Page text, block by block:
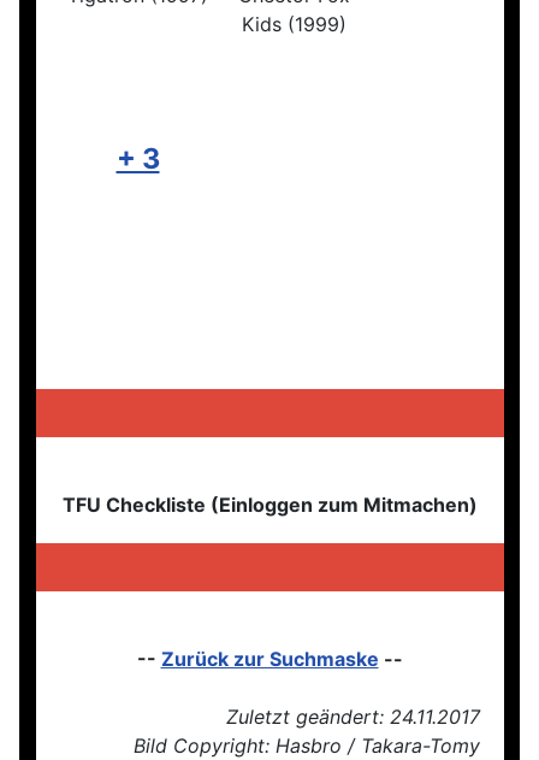
Kids (1999)
+ 3
TFU Checkliste (Einloggen zum Mitmachen)
-- Zurück zur Suchmaske --
Zuletzt geändert: 24.11.2017
Bild Copyright: Hasbro / Takara-Tomy